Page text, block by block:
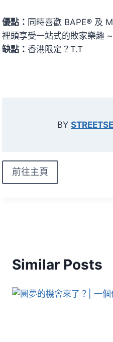
優點： 同時喜歡 BAPE® 及
裡頭享受一站式的敗家樂趣
缺點： 香港限定？T.T
BY
前往主頁
Similar Posts